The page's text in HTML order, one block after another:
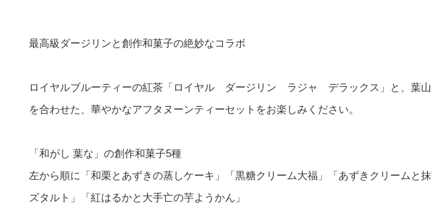
最高級ダージリンと創作和菓子の絶妙なコラボ
ロイヤルブルーティーの紅茶「ロイヤル ダージリン ラジャ デラックス」と、葉
を合わせた、華やかなアフタヌーンティーセットをお楽しみください。
「和がし 葉な」の創作和菓子5種
左から順に「和栗とあずきの蒸しケーキ」「黒糖クリーム大福」「あずきクリームと
ズタルト」「紅はるかと大手亡の芋ようかん」